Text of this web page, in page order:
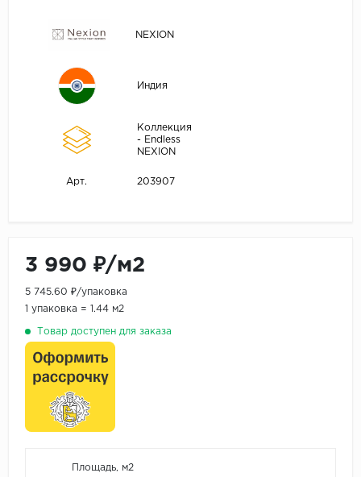
NEXION
Индия
Коллекция
- Endless
NEXION
Арт. 203907
3 990 ₽/м2
5 745.60 ₽/упаковка
1 упаковка = 1.44 м2
Товар доступен для заказа
Площадь, м2